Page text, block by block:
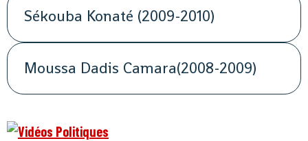
Sékouba Konaté (2009-2010)
Moussa Dadis Camara(2008-2009)